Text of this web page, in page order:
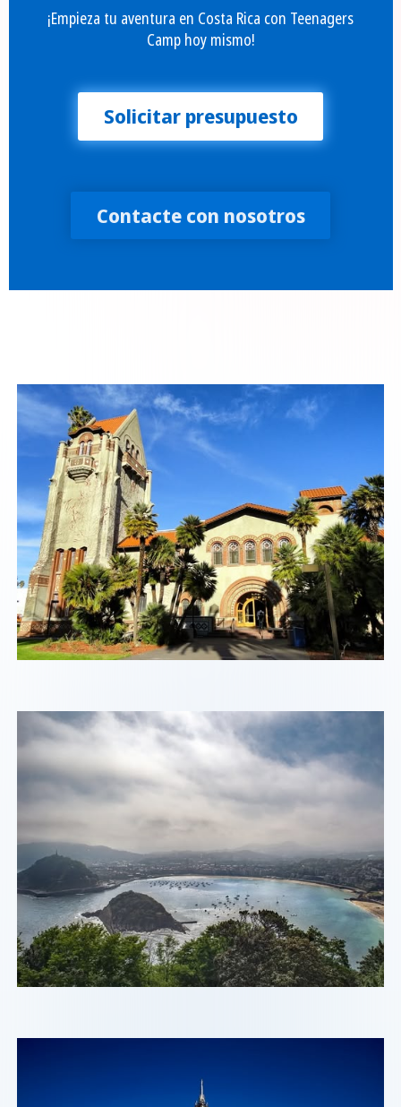
¡Empieza tu aventura en Costa Rica con Teenagers
Camp hoy mismo!
Solicitar presupuesto
Contacte con nosotros